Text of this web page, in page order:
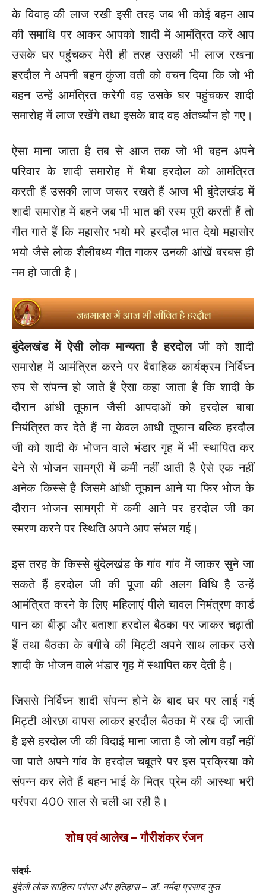
के विवाह की लाज रखी इसी तरह जब भी कोई बहन आप
की समाधि पर आकर आपको शादी में आमंत्रित करें आप
उसके घर पहुंचकर मेरी ही तरह उसकी भी लाज रखना
हरदौल ने अपनी बहन कुंजा वती को वचन दिया कि जो भी
बहन उन्हें आमंत्रित करेगी वह उसके घर पहुंचकर शादी
समारोह में लाज रखेंगे तथा इसके बाद वह अंतर्ध्यान हो गए।
ऐसा माना जाता है तब से आज तक जो भी बहन अपने
परिवार के शादी समारोह में भैया हरदोल को आमंत्रित
करती हैं उसकी लाज जरूर रखते हैं आज भी बुंदेलखंड में
शादी समारोह में बहने जब भी भात की रस्म पूरी करती हैं तो
गीत गाते हैं कि महासोर भयो मरे हरदौल भात देयो महासोर
भयो जैसे लोक शैलीबध्य गीत गाकर उनकी आंखें बरबस ही
नम हो जाती है।
बुंदेलखंड में ऐसी लोक मान्यता है हरदोलजी को शादी
समारोह में आमंत्रित करने पर वैवाहिक कार्यक्रम निर्विघ्न
रुप से संपन्न हो जाते हैं ऐसा कहा जाता है कि शादी के
दौरान आंधी तूफान जैसी आपदाओं को हरदोल बाबा
नियंत्रित कर देते हैं ना केवल आधी तूफान बल्कि हरदौल
जी को शादी के भोजन वाले भंडार गृह में भी स्थापित कर
देने से भोजन सामग्री में कमी नहीं आती है ऐसे एक नहीं
अनेक किस्से हैं जिसमे आंधी तूफान आने या फिर भोज के
दौरान भोजन सामग्री में कमी आने पर हरदोल जी का
स्मरण करने पर स्थिति अपने आप संभल गई।
इस तरह के किस्से बुंदेलखंड के गांव गांव में जाकर सुने जा
सकते हैं हरदोल जी की पूजा की अलग विधि है उन्हें
आमंत्रित करने के लिए महिलाएं पीले चावल निमंत्रण कार्ड
पान का बीड़ा और बताशा हरदोल बैठका पर जाकर चढ़ाती
हैं तथा बैठका के बगीचे की मिट्टी अपने साथ लाकर उसे
शादी के भोजन वाले भंडार गृह में स्थापित कर देती है।
जिससे निर्विघ्न शादी संपन्न होने के बाद घर पर लाई गई
मिट्टी ओरछा वापस लाकर हरदौल बैठका में रख दी जाती
है इसे हरदोल जी की विदाई माना जाता है जो लोग वहाँ नहीं
जा पाते अपने गांव के हरदोल चबूतरे पर इस प्रक्रिया को
संपन्न कर लेते हैं बहन भाई के मित्र प्रेम की आस्था भरी
परंपरा 400 साल से चली आ रही है।
शोध एवं आलेख – गौरीशंकर रंजन
संदर्भ-
बुंदेली लोक साहित्य परंपरा और इतिहास – डॉ. नर्मदा प्रसाद गुप्त